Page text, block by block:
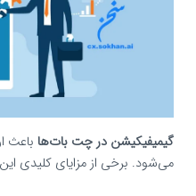
گیمیفیکیشن در چت‌ بات‌ها باعث
می‌شود. برخی از مزایای کلیدی